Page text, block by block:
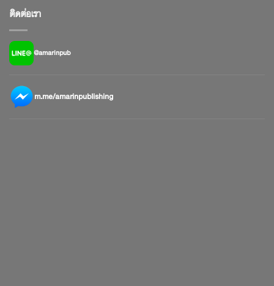
ติดต่อเรา
@amarinpub
m.me/amarinpublishing